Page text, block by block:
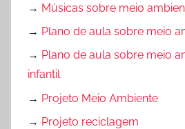
→ Músicas sobre meio
→ Plano de aula sobre meio
→ Plano de aula sobre meio
infantil
→ Projeto Meio Ambiente
→ Projeto reciclagem